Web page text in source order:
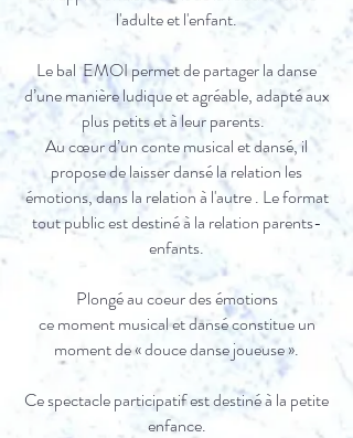
l'adulte et l'enfant.
Le bal EMOI permet de partager la danse
d’une manière ludique et agréable, adapté aux
plus petits et à leur parents.
Au cœur d’un conte musical et dansé, il
propose de laisser danséla relation les
émotions, dans la relation à l'autre . Le format
tout public est destiné à la relation parents-
enfants.
Plongé au coeur des émotions
ce moment musical et dansé constitue un
moment de « douce danse joueuse ».
Ce spectacle participatif est destiné à la petite
enfance.